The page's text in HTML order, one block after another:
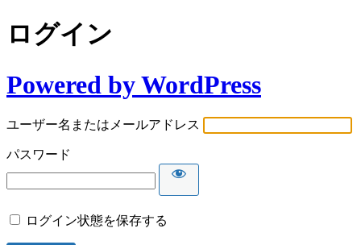
ログイン
Powered by WordPress
ユーザー名またはメールアドレス
パスワード
ログイン状態を保存する